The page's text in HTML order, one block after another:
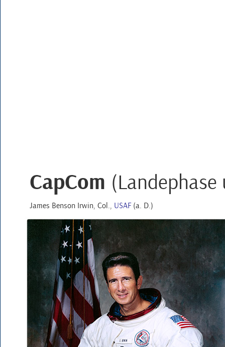
CapCom
James Benson Irwin, Col., USAF(a. D.)